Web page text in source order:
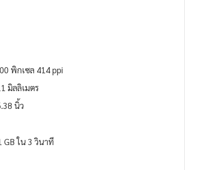
พิกเซล 414 ppi
มิลลิเมตร
นิ้ว
GB ใน 3 วินาที